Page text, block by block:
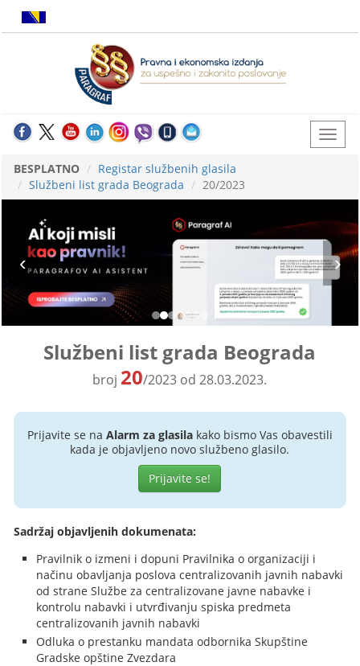
BESPLATNO
Registar službenih glasila
Službeni list grada Beograda
20/2023
Službeni list grada Beograda
broj 20/2023 od 28.03.2023.
Prijavite se na Alarm za glasilakako bismo Vas obavestili
kada je objavljeno novo službeno glasilo.
Prijavite se!
Sadržaj objavljenih dokumenata:
Pravilnik o izmeni i dopuni Pravilnika o organizaciji i
načinu obavljanja poslova centralizovanih javnih nabavki
od strane Službe za centralizovane javne nabavke i
kontrolu nabavki i utvrđivanju spiska predmeta
centralizovanih javnih nabavki
Odluka o prestanku mandata odbornika Skupštine
Gradske opštine Zvezdara